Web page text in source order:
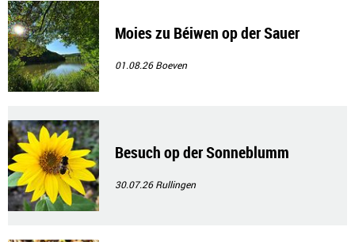
Moies zu Béiwen op der Sauer
01.08.26Boeven
Besuch op der Sonneblumm
30.07.26Rullingen